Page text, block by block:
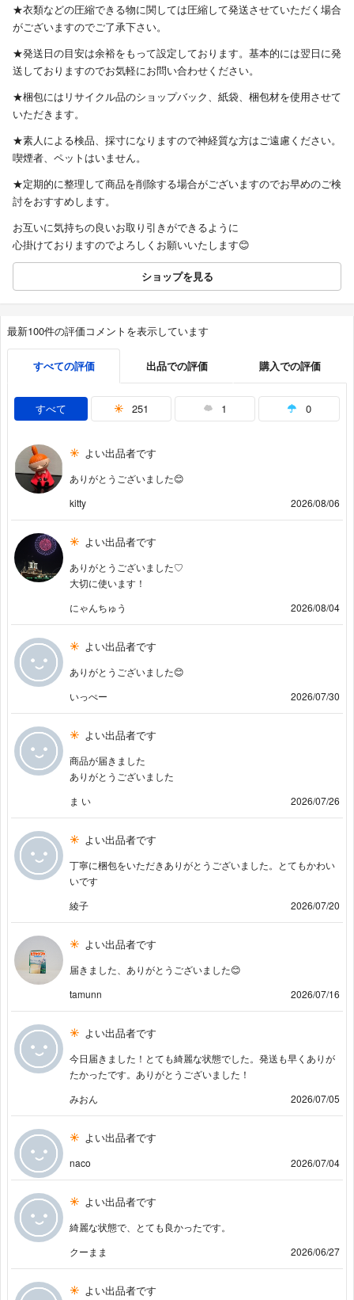
★衣類などの圧縮できる物に関しては圧縮して発送させていただく場合
がございますのでご了承下さい。
★発送日の目安は余裕をもって設定しております。基本的には翌日に発
送しておりますのでお気軽にお問い合わせください。
★梱包にはリサイクル品のショップバック、紙袋、梱包材を使用させて
いただきます。
★素人による検品、採寸になりますので神経質な方はご遠慮ください。
喫煙者、ペットはいません。
★定期的に整理して商品を削除する場合がございますのでお早めのご検
討をおすすめします。
お互いに気持ちの良いお取り引きができるように
心掛けておりますのでよろしくお願いいたします😊
ショップを見る
最新100件の評価コメントを表示しています
すべての評価 出品での評価 購入での評価
すべて 251 1 0
よい出品者です
ありがとうございました😊
kitty
2026/08/06
よい出品者です
ありがとうございました♡
大切に使います！
にゃんちゅう
2026/08/04
よい出品者です
ありがとうございました😊
いっぺー
2026/07/30
よい出品者です
商品が届きました
ありがとうございました
ま い
2026/07/26
よい出品者です
丁寧に梱包をいただきありがとうございました。とてもかわい
いです
綾子
2026/07/20
よい出品者です
届きました、ありがとうございました😊
tamunn
2026/07/16
よい出品者です
今日届きました！とても綺麗な状態でした。発送も早くありが
たかったです。ありがとうございました！
みおん
2026/07/05
よい出品者です
naco 2026/07/04
よい出品者です
綺麗な状態で、とても良かったです。
クーまま
2026/06/27
よい出品者です